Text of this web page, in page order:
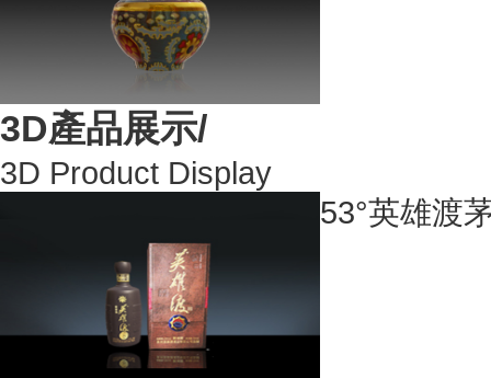
3D產品展示/
3D Product Display
53°英雄渡